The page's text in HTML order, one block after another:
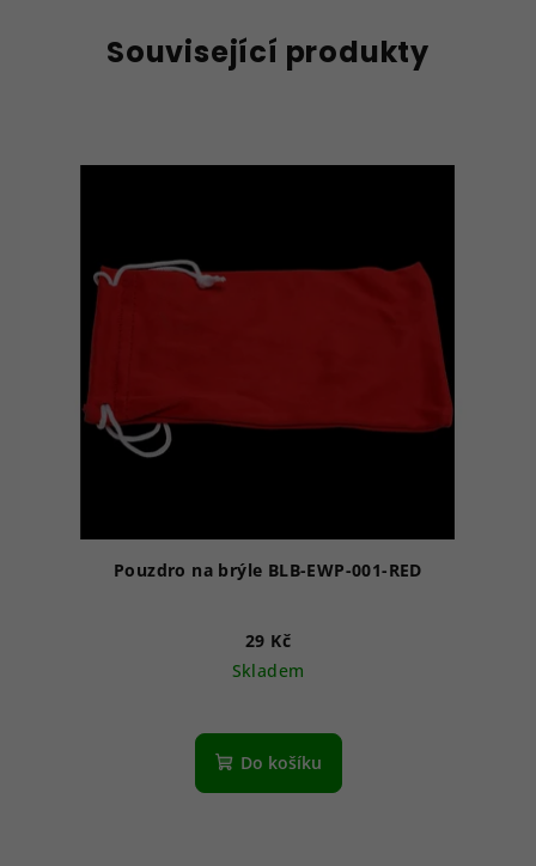
Související produkty
Pouzdro na brýle BLB-EWP-001-RED
29 Kč
Skladem
Do košíku